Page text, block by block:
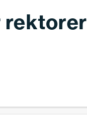
rektorer